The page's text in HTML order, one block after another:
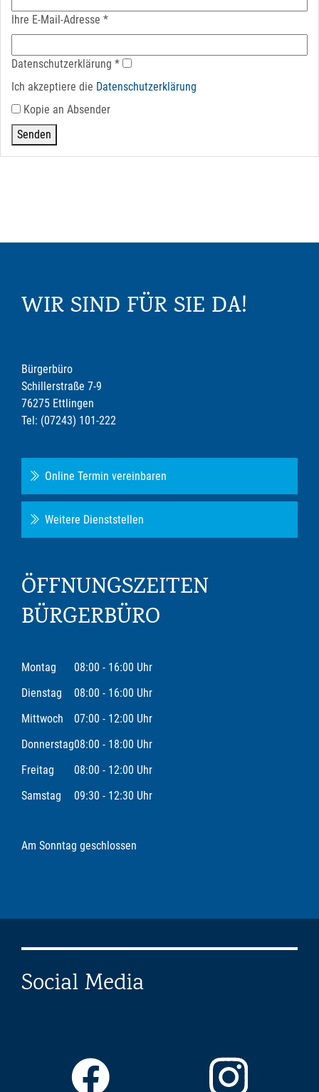
Ihre E-Mail-Adresse *
Datenschutz­erklärung *
Ich akzeptiere die Datenschutz­erklärung
Kopie an Absender
WIR SIND FÜR SIE DA!
Bürgerbüro
Schillerstraße 7-9
76275 Ettlingen
Tel: (07243) 101-222
Online Termin vereinbaren
Weitere Dienststellen
ÖFFNUNGSZEITEN
BÜRGERBÜRO
Montag
08:00 - 16:00 Uhr
Dienstag
08:00 - 16:00 Uhr
Mittwoch
07:00 - 12:00 Uhr
Donnerstag08:00 - 18:00 Uhr
Freitag
08:00 - 12:00 Uhr
Samstag
09:30 - 12:30 Uhr
Am Sonntag geschlossen
Social Media